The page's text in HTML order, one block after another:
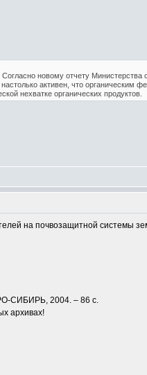
новому отчету Министерства
активен, что органическим
нехватке органических продуктов.
на почвозащитной системы
СИБИРЬ, 2004. – 86 с.
архивах!